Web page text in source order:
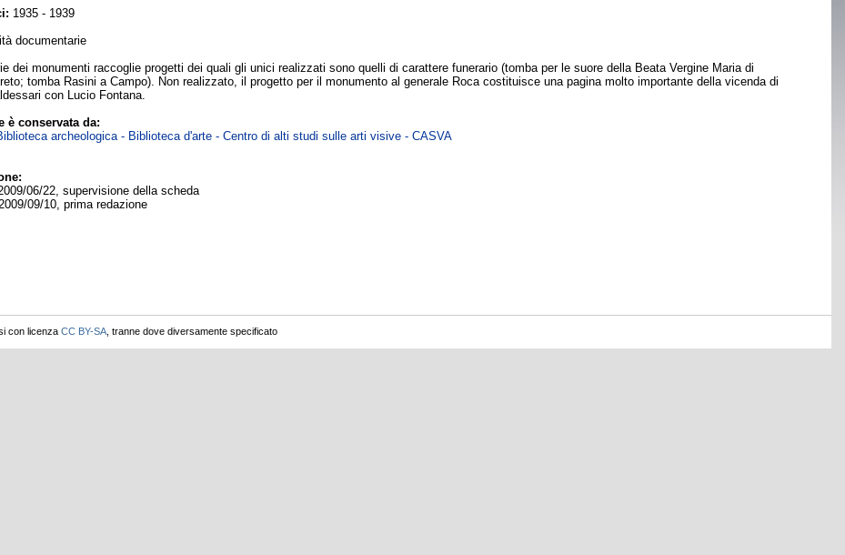
1935 - 1939
documentarie
dei monumenti raccoglie progetti dei quali gli unici realizzati sono quelli di carattere funerario (tomba per le suore della Beata Vergine Maria di
tomba Rasini a Campo). Non realizzato, il progetto per il monumento al generale Roca costituisce una pagina molto importante della vicenda di
con Lucio Fontana.
è conservata da:
archeologica - Biblioteca d'arte - Centro di alti studi sulle arti visive - CASVA
06/22, supervisione della scheda
09/10, prima redazione
con licenza CC BY-SA , tranne dove diversamente specificato